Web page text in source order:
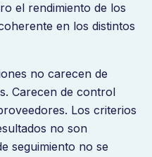
el rendimiento de los
en los distintos
no carecen de
Carecen de control
Los criterios
no son
seguimiento no se